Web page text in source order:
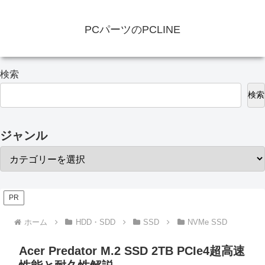
PCパーツのPCLINE
検索
検索
ジャンル
PR
ホーム HDD・SDD SSD NVMe SSD
Acer Predator M.2 SSD 2TB PCIe4超高速